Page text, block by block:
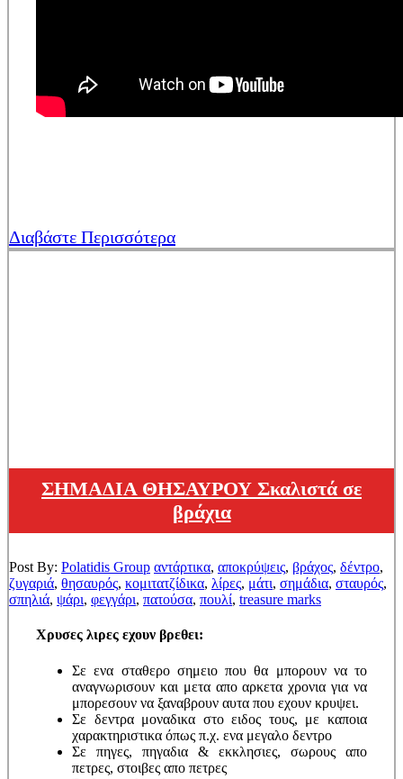
Διαβάστε Περισσότερα
ΣΗΜΑΔΙΑ ΘΗΣΑΥΡΟΥ Σκαλιστά σε
βράχια
Post By: Polatidis Group αντάρτικα, αποκρύψεις, βράχος, δέντρο,
ζυγαριά, θησαυρός, κομιτατζίδικα, λίρες, μάτι, σημάδια, σταυρός,
σπηλιά, ψάρι, φεγγάρι, πατούσα, πουλί, treasure marks
Χρυσες λιρες εχουν βρεθει:
Σε ενα σταθερο σημειο που θα μπορουν να το
αναγνωρισουν και μετα απο αρκετα χρονια για να
μπορεσουν να ξαναβρουν αυτα που εχουν κρυψει.
Σε δεντρα μοναδικα στο ειδος τους, με καποια
χαρακτηριστικα όπως π.χ. ενα μεγαλο δεντρο
Σε πηγες, πηγαδια & εκκλησιες, σωρους απο
πετρες, στοιβες απο πετρες